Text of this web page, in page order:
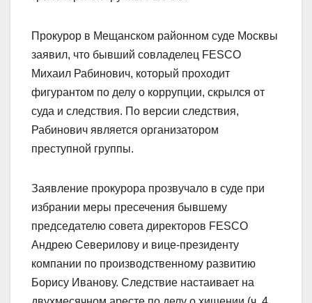
Прокурор в Мещанском районном суде Москвы
заявил, что бывший совладелец FESCO
Михаил Рабинович, который проходит
фигурантом по делу о коррупции, скрылся от
суда и следствия. По версии следствия,
Рабинович является организатором
преступной группы.
Заявление прокурора прозвучало в суде при
избрании меры пресечения бывшему
председателю совета директоров FESCO
Андрею Северилову и вице-президенту
компании по производственному развитию
Борису Иванову. Следствие настаивает на